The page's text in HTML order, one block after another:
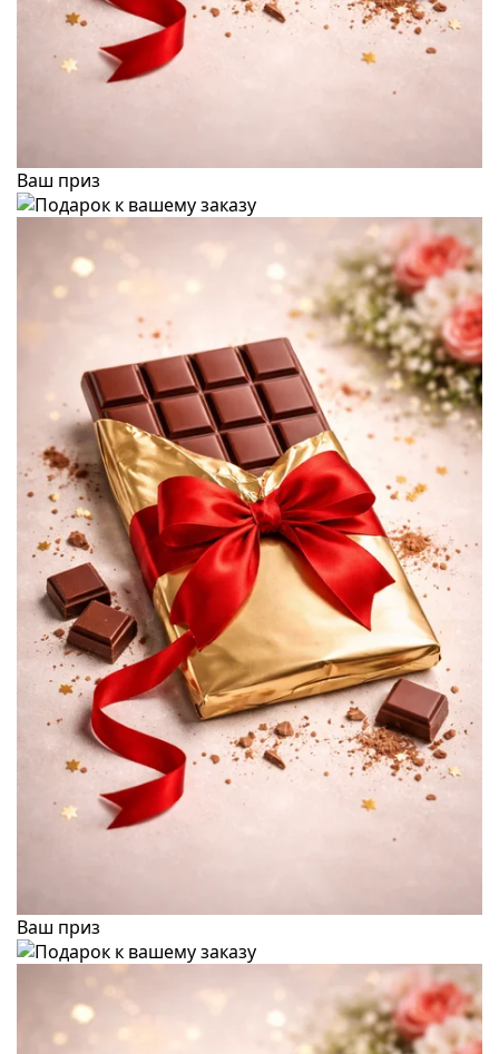
Ваш приз
Ваш приз